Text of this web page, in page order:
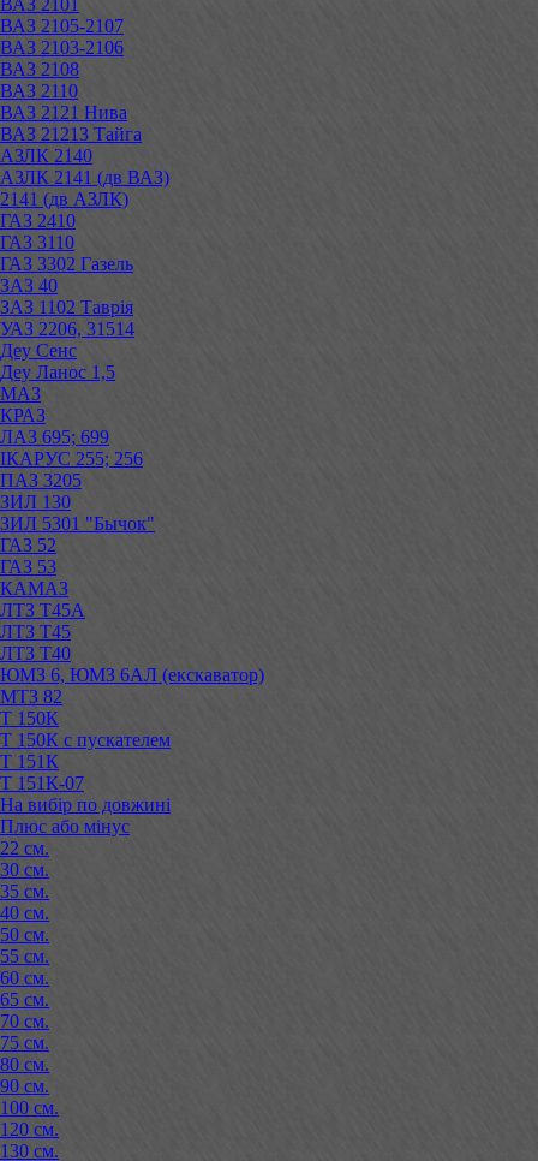
ВАЗ 2105-2107
ВАЗ 2103-2106
ВАЗ 2108
ВАЗ 2110
ВАЗ 2121 Нива
ВАЗ 21213 Тайга
АЗЛК 2140
АЗЛК 2141 (дв ВАЗ)
2141 (дв АЗЛК)
ГАЗ 2410
ГАЗ 3110
ГАЗ 3302 Газель
ЗАЗ 40
ЗАЗ 1102 Таврія
УАЗ 2206, 31514
Деу Сенс
Деу Ланос 1,5
МАЗ
КРАЗ
ЛАЗ 695; 699
ІКАРУС 255; 256
ПАЗ 3205
ЗИЛ 130
ЗИЛ 5301 "Бычок"
ГАЗ 52
ГАЗ 53
КАМАЗ
ЛТЗ Т45А
ЛТЗ Т45
ЛТЗ Т40
ЮМЗ 6, ЮМЗ 6АЛ (екскаватор)
МТЗ 82
Т 150К
Т 150К с пускателем
Т 151К
Т 151К-07
На вибір по довжині
Плюс або мінус
22 см.
30 см.
35 см.
40 см.
50 см.
55 см.
60 см.
65 см.
70 см.
75 см.
80 см.
90 см.
100 см.
120 см.
130 см.